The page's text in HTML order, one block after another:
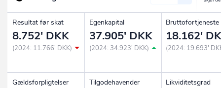
Resultat før skat
8.752' DKK
(2024: 11.766' DKK)
Egenkapital
37.905' DKK
(2024: 34.923' DKK)
Bruttofortjeneste
18.162'
(2024: 19.693'
Gældsforpligtelser Tilgodehavender Likviditetsgrad